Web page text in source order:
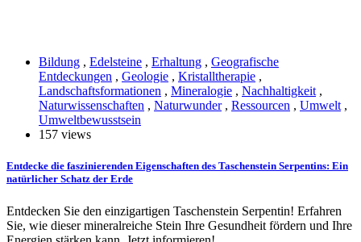
Bildung , Edelsteine , Erhaltung , Geografische
Entdeckungen , Geologie , Kristalltherapie ,
Landschaftsformationen , Mineralogie , Nachhaltigkeit ,
Naturwissenschaften , Naturwunder, Ressourcen , Umwelt ,
Umweltbewusstsein
157 views
Entdecke die faszinierenden Eigenschaften des Taschenstein Serpentins: Ein
natürlicher Schatz der Erde
Entdecken Sie den einzigartigen Taschenstein Serpentin! Erfahren
Sie, wie dieser mineralreiche Stein Ihre Gesundheit fördern und Ihre